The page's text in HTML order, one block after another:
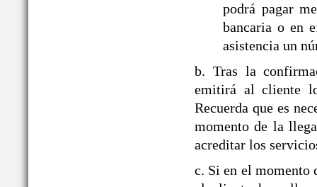
podrá pagar
bancaria o en
asistencia un
b. Tras la
emitirá al cliente
Recuerda que es
momento de la
acreditar los
c. Si en el momento